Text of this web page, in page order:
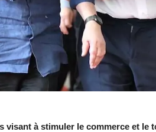
visant à stimuler le commerce et le